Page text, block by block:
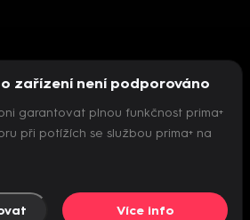
se inicializovat přehrávač
zařízení není podporováno
garantovat plnou funkčnost prima+
při potížích se službou prima+ na
Více info